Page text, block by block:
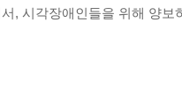
, 시각장애인들을 위해 양